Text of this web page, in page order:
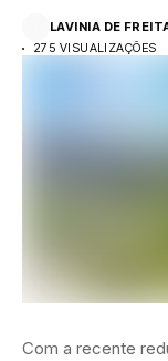
LAVINIA DE
275 VISUALIZAÇÕES
Com a recente